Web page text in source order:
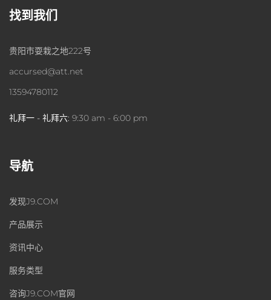
找到我们
贵阳市耍栽之地222号
accursed@att.net
13594780112
礼拜一 - 礼拜六: 9:30 am - 6:00 pm
导航
发现J9.COM
产品展示
资讯中心
服务类型
咨询J9.COM官网